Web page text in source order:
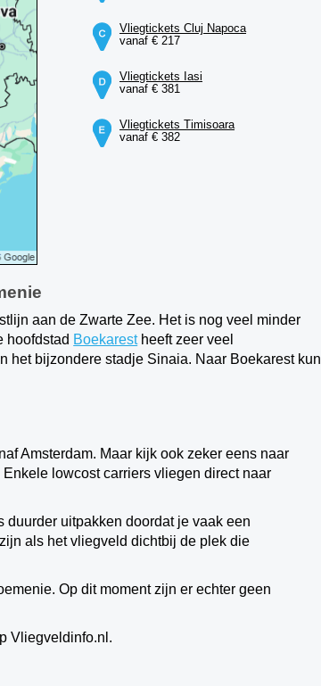
Vliegtickets Cluj Napoca
vanaf € 217
Vliegtickets Iasi
vanaf € 381
Vliegtickets Timisoara
vanaf € 382
aan de Zwarte Zee. Het is nog veel minder
hoofdstad Boekarestheeft zeer veel
het bijzondere stadje Sinaia. Naar Boekarest kun
Amsterdam. Maar kijk ook zeker eens naar
lowcost carriers vliegen direct naar
uitpakken doordat je vaak een
als het vliegveld dichtbij de plek die
Op dit moment zijn er echter geen
Vliegveldinfo.nl.